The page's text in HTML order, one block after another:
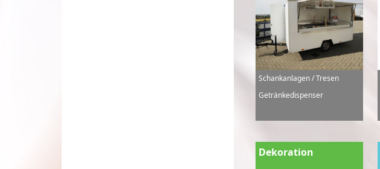
Schankanlagen / Tresen
Getränkedispenser
Dekoration